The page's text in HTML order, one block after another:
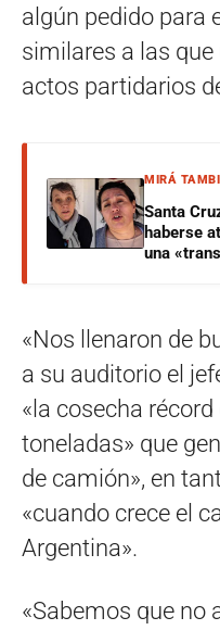
algún pedido para
similares a las
actos partidarios
MIRÁ
Santa
haberse
una
«Nos llenaron de
a su auditorio el
«la cosecha
toneladas» que
de camión», en
«cuando crece el
Argentina».
«Sabemos que no